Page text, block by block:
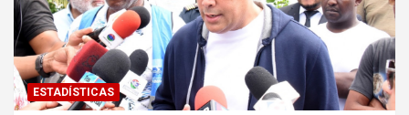
ESTADÍSTICAS